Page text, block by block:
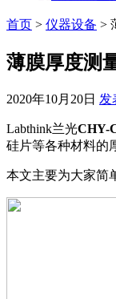
首页 > 仪器设备 >
薄膜厚度测
2020年10月20日 发
Labthink兰光CHY-
硅片等各种材料的
本文主要为大家简